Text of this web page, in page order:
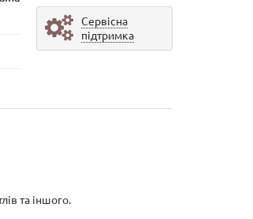
Сервісна
підтримка
та іншого.